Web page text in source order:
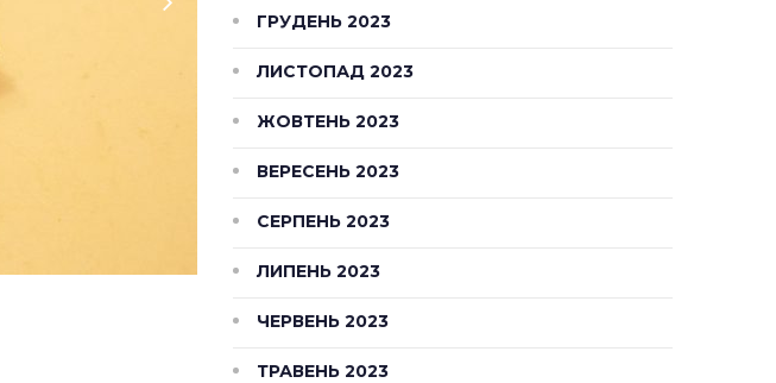
ГРУДЕНЬ 2023
ЛИСТОПАД 2023
ЖОВТЕНЬ 2023
ВЕРЕСЕНЬ 2023
СЕРПЕНЬ 2023
ЛИПЕНЬ 2023
ЧЕРВЕНЬ 2023
ТРАВЕНЬ 2023